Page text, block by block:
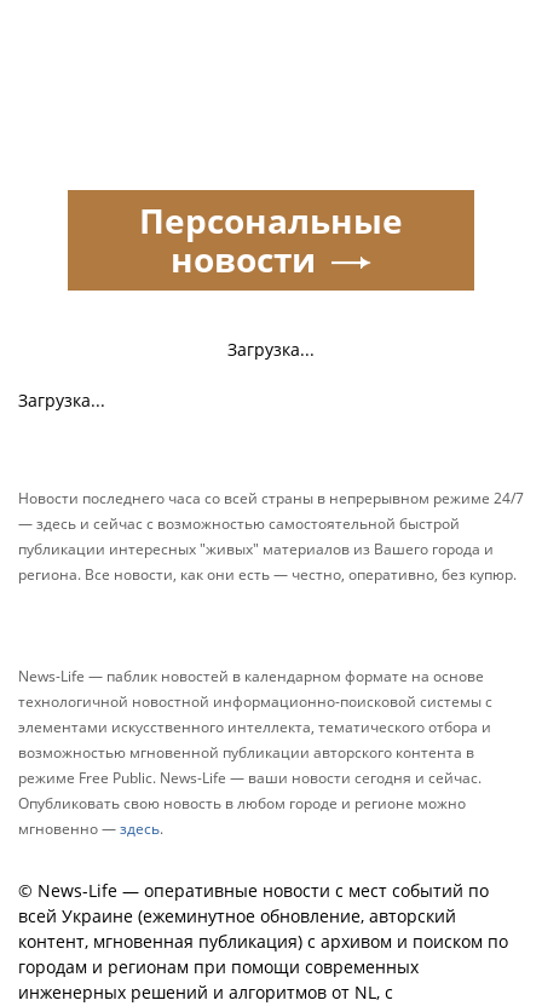
Загрузка...
Загрузка...
Персональные
новости
Новости последнего часа со всей страны в непрерывном режиме 24/7
— здесь и сейчас с возможностью самостоятельной быстрой
публикации интересных "живых" материалов из Вашего города и
региона. Все новости, как они есть — честно, оперативно, без купюр.
News-Life — паблик новостей в календарном формате на основе
технологичной новостной информационно-поисковой системы с
элементами искусственного интеллекта, тематического отбора и
возможностью мгновенной публикации авторского контента в
режиме Free Public. News-Life — ваши новости сегодня и сейчас.
Опубликовать свою новость в любом городе и регионе можно
мгновенно —здесь.
© News-Life — оперативные новости с мест событий по
всей Украине (ежеминутное обновление, авторский
контент, мгновенная публикация) с архивом и поиском по
городам и регионам при помощи современных
инженерных решений и алгоритмов от NL, с